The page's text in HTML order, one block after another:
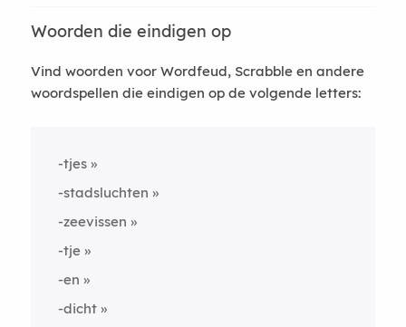
Woorden die eindigen op
Vind woorden voor Wordfeud, Scrabble en andere
woordspellen die eindigen op de volgende letters:
-tjes
-stadsluchten
-zeevissen
-tje
-en
-dicht